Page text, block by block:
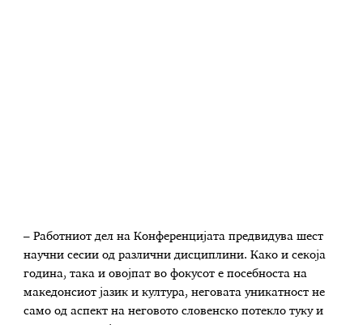
– Работниот дел на Конференцијата предвидува шест
научни сесии од различни дисциплини. Како и секоја
година, така и овојпат во фокусот е посебноста на
македонсиот јазик и култура, неговата уникатност не
само од аспект на неговото словенско потекло туку и